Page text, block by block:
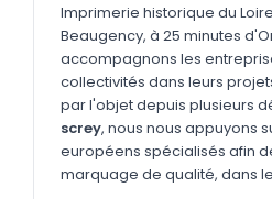
Tee-shirts Nouveau
Polos Nouveau
Sweatshirts
GOODIES
Catalogue complet Nouveau
Imprimerie historique du
Beaugency, à 25 minutes
accompagnons les
collectivités dans leurs
par l'objet depuis plusieurs
screy, nous nous appuyons
européens spécialisés afin
marquage de qualité, dans